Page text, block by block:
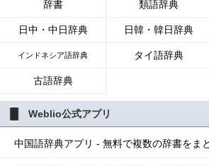
辞書 類語辞典
日中・中日辞典 日韓・韓日辞典
インドネシア語辞典 タイ語辞典
古語辞典
Weblio公式アプリ
中国語辞典アプリ - 無料で複数の辞書をま